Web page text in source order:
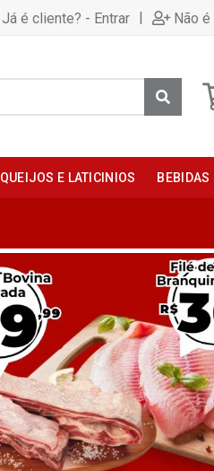
Já é cliente? - Entrar | Não
QUEIJOS E LATICINIOS BEBIDAS